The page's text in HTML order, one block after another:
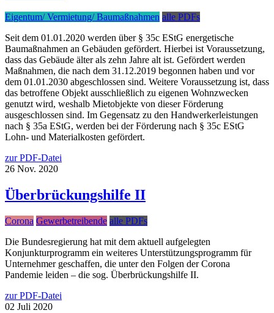
Eigentum/ Vermietung/ Baumaßnahmen alle PDFs
Seit dem 01.01.2020 werden über § 35c EStG energetische
Baumaßnahmen an Gebäuden gefördert. Hierbei ist Voraussetzung,
dass das Gebäude älter als zehn Jahre alt ist. Gefördert werden
Maßnahmen, die nach dem 31.12.2019 begonnen haben und vor
dem 01.01.2030 abgeschlossen sind. Weitere Voraussetzung ist, dass
das betroffene Objekt ausschließlich zu eigenen Wohnzwecken
genutzt wird, weshalb Mietobjekte von dieser Förderung
ausgeschlossen sind. Im Gegensatz zu den Handwerkerleistungen
nach § 35a EStG, werden bei der Förderung nach § 35c EStG
Lohn- und Materialkosten gefördert.
zur PDF-Datei
26 Nov. 2020
Überbrückungshilfe II
Corona Gewerbetreibende alle PDFs
Die Bundesregierung hat mit dem aktuell aufgelegten
Konjunkturprogramm ein weiteres Unterstützungsprogramm für
Unternehmer geschaffen, die unter den Folgen der Corona
Pandemie leiden – die sog. Überbrückungshilfe II.
zur PDF-Datei
02 Juli 2020